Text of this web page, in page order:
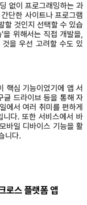
없이 프로그래밍하는 과
단한 사이트나 프로그램
할 것인지 선택할 수 있습
위해서는 직접 개발을,
을 우선 고려할 수도 있
핵심 기능이었기에 앱 서
글 드라이브 등을 통해 자
에서 여러 취미를 편하게
니다. 또한 서비스에서 바
바일 디바이스 기능을 활
니다.
로스 플랫폼 앱